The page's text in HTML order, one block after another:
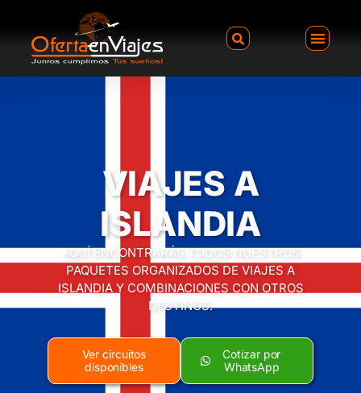
VIAJES A
ISLANDIA
AQUÍ ENCONTRARÁS TODOS NUESTROS
PAQUETES ORGANIZADOS DE VIAJES A
ISLANDIA Y COMBINACIONES CON OTROS
DESTINOS.
Ver circuitos
disponibles
Cotizar por
WhatsApp